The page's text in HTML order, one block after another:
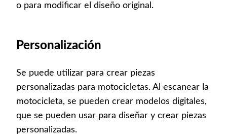
o para modificar el diseño original.
Personalización
Se puede utilizar para crear piezas
personalizadas para motocicletas. Al escanear la
motocicleta, se pueden crear modelos digitales,
que se pueden usar para diseñar y crear piezas
personalizadas.